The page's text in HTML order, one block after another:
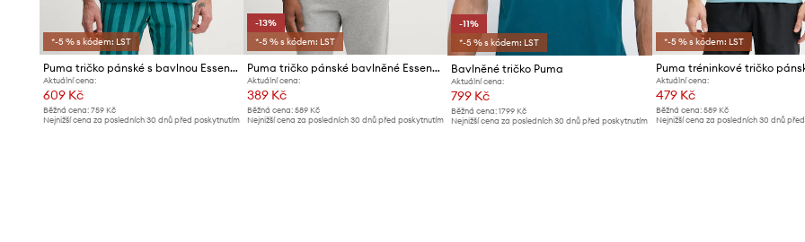
*-5 % s kódem: LST
Puma tričko pánské s bavlnou Essential elevated
Aktuální cena:
609 Kč
Běžná cena: 759 Kč
Nejnižší cena za posledních 30 dnů před poskytnutím
-13%
*-5 % s kódem: LST
Puma tričko pánské bavlněné Essential Logo
Aktuální cena:
389 Kč
Běžná cena:589 Kč
Nejnižší cena za posledních 30 dnů před poskytnutím
-11%
*-5 % s kódem: LST
Bavlněné tričko Puma
Aktuální cena:
799 Kč
Běžná cena: 1799 Kč
Nejnižší cena za posledních 30 dnů před poskytnutím
*-5 % s kódem: LST
Aktuální cena:
479 Kč
Běžná cena: 589 Kč
Nejnižší cena za posledních 30 dnů